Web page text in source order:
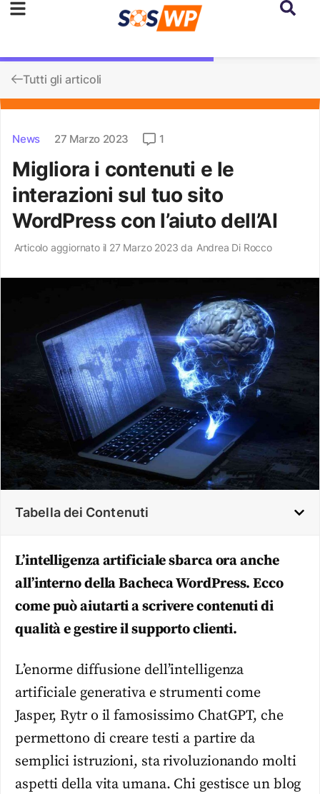
Tutti gli articoli
News 27 Marzo 2023 1
Migliora i contenuti e le
interazioni sul tuo sito
WordPress con l’aiuto dell’AI
Articolo aggiornato il 27 Marzo 2023 da Andrea Di Rocco
Tabella dei Contenuti
L’intelligenza artificiale sbarca ora anche
all’interno della Bacheca WordPress. Ecco
come può aiutarti a scrivere contenuti di
qualità e gestire il supporto clienti.
L’enorme diffusione dell’intelligenza
artificiale generativa e strumenti come
Jasper, Rytr o il famosissimo ChatGPT, che
permettono di creare testi a partire da
semplici istruzioni, sta rivoluzionando molti
aspetti della vita umana. Chi gestisce un blog